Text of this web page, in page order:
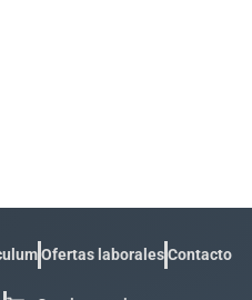
Ofertas laboralesContacto